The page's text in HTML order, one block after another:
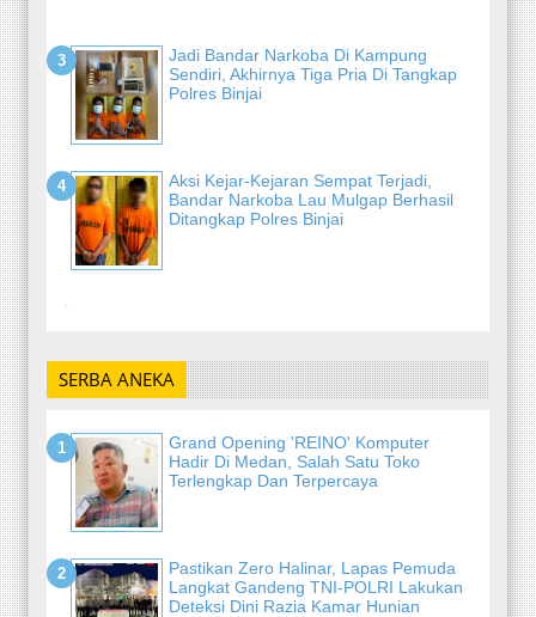
Jadi Bandar Narkoba Di Kampung
Sendiri, Akhirnya Tiga Pria Di Tangkap
Polres Binjai
Aksi Kejar-Kejaran Sempat Terjadi,
Bandar Narkoba Lau Mulgap Berhasil
Ditangkap Polres Binjai
-
SERBA ANEKA
Grand Opening 'REINO' Komputer
Hadir Di Medan, Salah Satu Toko
Terlengkap Dan Terpercaya
Pastikan Zero Halinar, Lapas Pemuda
Langkat Gandeng TNI-POLRI Lakukan
Deteksi Dini Razia Kamar Hunian